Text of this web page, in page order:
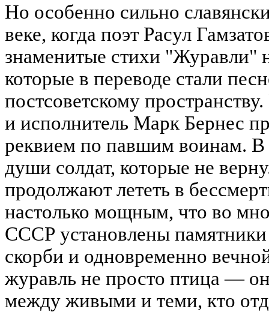
Но особенно сильно
веке, когда поэт Расул
знаменитые стихи "Журавли"
которые в переводе стали
постсоветскому
и исполнитель Марк Бернес
реквием по павшим воинам.
души солдат, которые не
продолжают лететь в
настолько мощным, что во
СССР установлены
скорби и одновременно
журавль не просто птица —
между живыми и теми, кто